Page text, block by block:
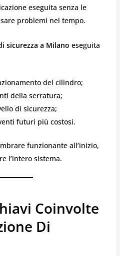
eseguita senza le
problemi nel tempo.
sicurezza a Milano eseguita
del cilindro;
della serratura;
di sicurezza;
futuri più costosi.
funzionante all’inizio,
l’intero sistema.
Coinvolte
Di